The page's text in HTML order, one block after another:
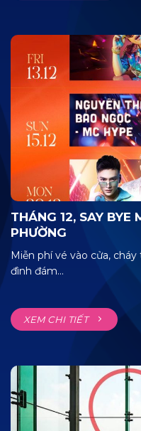
THÁNG 12, SAY BYE
PHƯỜNG
Miễn phí vé vào cửa,
đình đám...
XEM CHI TIẾT